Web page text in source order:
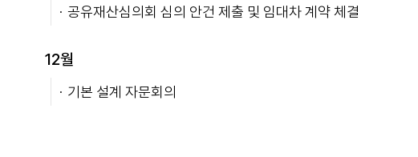
공유재산심의회 심의 안건 제출 및 임대차 계약 체결
12월
기본 설계 자문회의